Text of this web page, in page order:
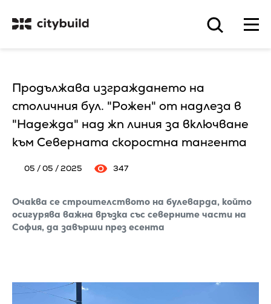
Продължава изграждането на
столичния бул. "Рожен" от надлеза в
"Надежда" над жп линия за включване
към Северната скоростна тангента
05 / 05 / 2025 347
Очаква се строителството на булеварда, който
осигурява важна връзка със северните части на
София, да завърши през есента